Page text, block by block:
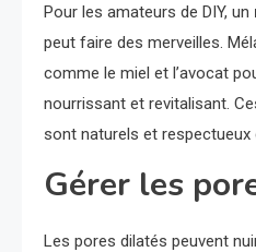
Pour les amateurs de DIY, un
peut faire des merveilles.
comme le miel et l’avocat
nourrissant et revitalisant.
sont naturels et respectueux
Gérer les
Les pores dilatés peuvent